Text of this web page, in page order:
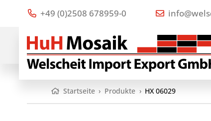
+49 (0)2508 678959-0
Startseite › Produkte › HX 06029